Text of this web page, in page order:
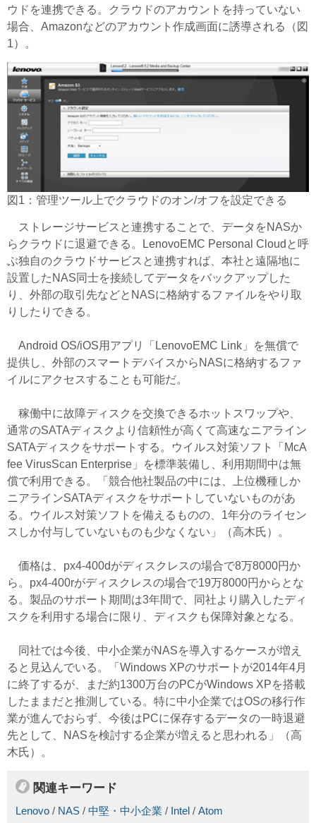
ウドを連携できる。クラウドのアカウントを持っていない
場合、Amazonなどのアカウント作成画面に誘導される（図
1）。
図1：管理ツール上でクラウドのオン/オフを設定できる
ストレージサービスと連携することで、データをNASか
らクラウドに退避できる。LenovoEMC Personal Cloudと呼
ぶ独自のクラウドサービスと連携すれば、本社と遠隔地に
設置したNAS同士を接続してデータをバックアップした
り、外部の取引先などとNASに格納するファイルをやり取
りしたりできる。
Android OS/iOS用アプリ「LenovoEMC Link」を無償で
提供し、外部のスマートデバイスからNASに格納するファ
イルにアクセスすることも可能だ。
稼働中に故障ディスクを交換できるホットスワップや、
通常のSATAディスクより信頼性が高くて高速なニアライン
SATAディスクをサポートする。ウイルス対策ソフト「McA
fee VirusScan Enterprise」を標準装備し、利用期間中は無
償で利用できる。「競合他社製品の中には、上位機種しか
ニアラインSATAディスクをサポートしていないものがあ
る。ウイルス対策ソフトを備えるものの、1年分のライセン
スしか付与していないものも少なくない」（高木氏）。
価格は、px4-400dがディスクレスの場合で8万8000円か
ら。px4-400rがディスクレスの場合で19万8000円からとな
る。製品のサポート期間は3年間で、同社より購入したディ
スクを利用する場合に限り、ディスクも保障対象となる。
同社では今後、中小企業がNASを導入するケースが増え
ると見込んでいる。「Windows XPのサポートが2014年4月
に終了するが、まだ約1300万台のPCがWindows XPを搭載
したままだと推測している。特に中小企業ではOSの移行作
業が進んでおらず、今後はPCに保存するデータの一時退避
先として、NASを検討する企業が増えると思われる」（高
木氏）。
関連キーワード
Lenovo / NAS / 中堅・中小企業 / Intel / Atom